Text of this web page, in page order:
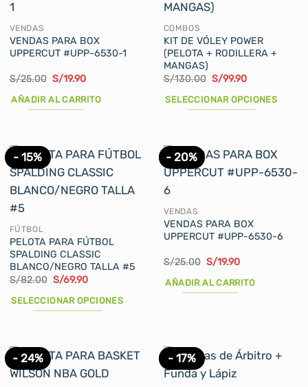
Las
opciones
se
pueden
elegir
en
la
producto
VENDAS
VENDAS PARA BOX
UPPERCUT #UPP-6530-1
S/25.00 El
original
era:
S/19.90El
actual
AÑADIR AL CARRITO
COMBOS
KIT DE VÓLEY POWER
(PELOTA + RODILLERA +
MANGAS)
S/130.00 El
original
era:
S/99.90El
actual
es:
SELECCIONAR OPCIONES
tiene
múltiples
variantes.
Las
opciones
se
pueden
en
la
- 15%
FÚTBOL
PELOTA PARA FÚTBOL
SPALDING CLASSIC
BLANCO/NEGRO TALLA #5
S/82.00 El
original
era:
S/69.90El
actual
es:
SELECCIONAR OPCIONES
tiene
múltiples
variantes.
- 20%
VENDAS
VENDAS PARA BOX
UPPERCUT #UPP-6530-6
S/25.00 El
original
era:
S/19.90El
actual
AÑADIR AL CARRITO
- 24% - 17%